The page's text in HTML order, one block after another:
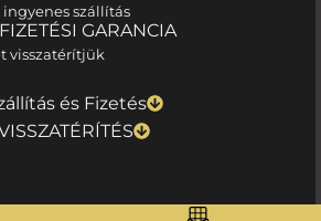
szállítás
GARANCIA
visszatérítjük
és Fizetés